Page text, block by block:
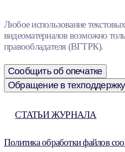
Любое использование
видеоматериалов возможно
правообладателя (ВГТРК).
Сообщить об опечатке
Обращение в техподдержку
СТАТЬИ ЖУРНАЛА
Политика обработки файлов